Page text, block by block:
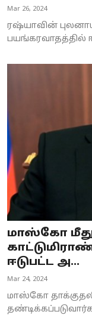
Mar 26, 2024
ரஷ்யாவின்
பயங்கரவாதத்தில்
மாஸ்கோ
ஈடுபட்ட அ...
Mar 24, 2024
மாஸ்கோ